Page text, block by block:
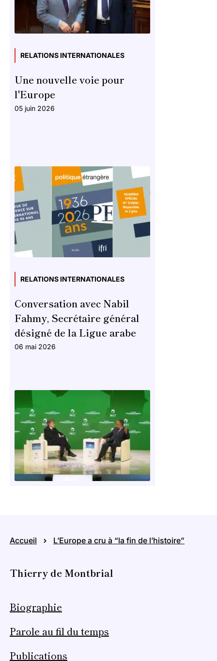
RELATIONS INTERNATIONALES
Une nouvelle voie pour
l'Europe
05 juin 2026
RELATIONS INTERNATIONALES
Conversation avec Nabil
Fahmy, Secrétaire général
désigné de la Ligue arabe
06 mai 2026
Accueil L’Europe a cru à “la fin de l’histoire”
Thierry de Montbrial
Biographie
Parole au fil du temps
Publications